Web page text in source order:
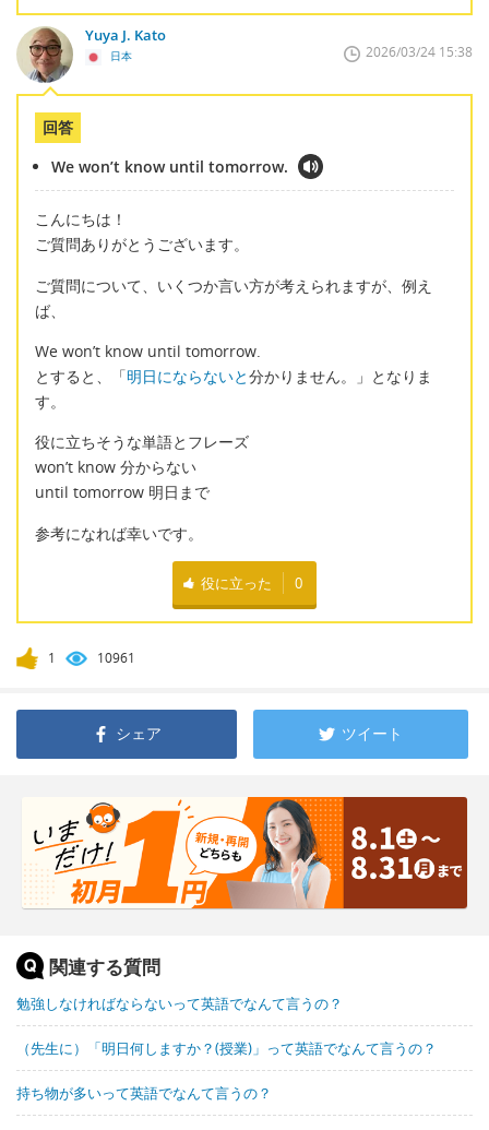
Yuya J. Kato
日本 2026/03/24 15:38
回答
We won’t know until tomorrow.
こんにちは！
ご質問ありがとうございます。
ご質問について、いくつか言い方が考えられますが、例え
ば、
We won’t know until tomorrow.
とすると、「明日にならないと分かりません。」となりま
す。
役に立ちそうな単語とフレーズ
won’t know 分からない
until tomorrow 明日まで
参考になれば幸いです。
役に立った 0
1 10961
シェア ツイート
関連する質問
勉強しなければならないって英語でなんて言うの？
（先生に）「明日何しますか？(授業)」って英語でなんて言うの？
持ち物が多いって英語でなんて言うの？